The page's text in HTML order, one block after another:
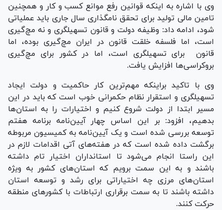
وی با اشاره به اینکه قوانین رفع موانع کسب و کار و همچنین
تامین مالی تولید برای تحقق نامگذاری سال جاری باید عملیاتی
شود، ادامه داد: وظیفه دولت و قانون تسهیلگری و نه مچ‌گیری
است، اما فلسفه خلقت قانون در ایران مچ‌گیری بوده، اما
قانون برای تسهیلگری است، اما در کشور برای مچ‌گیری
بروکراسی‌ها افزایش یافت.
وی با تاکید براینکه مهم‌ترین کار حاکمیت و دولت ایجاد
تسهیلگری و استقرار نظام حکمرانی خوب است که باید در این
مسیر ابتدا از دولت شروع کنیم و اختیارات را به استان‌ها
بدهیم، افزود: بر این اساس چهار آیین‌نامه برنامه هفتم
توسعه بررسی شده است و یک آیین‌نامه به کمیسیون مربوطه
برگشت داده شده است که در هفته‌های آتی اقدامات لازم در
این راستا انجام می‌شود تا استانداران اختیار تام داشته
باشند و به این سمت برویم که استان‌های کشور به ویژه
استان‌های مرزی چه اختیاراتی برای رشد و توسعه استان
داشته باشند تا به سمت برقراری ارتباطات با کشور‌های منطقه
حرکت کنند.